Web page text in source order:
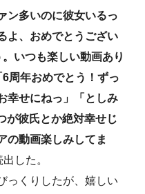
ン多いのに彼女いるっ
よ、おめでとうござい
いつも楽しい動画あり
周年おめでとう！ずっ
幸せにねっ」「としみ
彼氏とか絶対幸せじ
の動画楽しみしてま
した。
っくりしたが、嬉しい